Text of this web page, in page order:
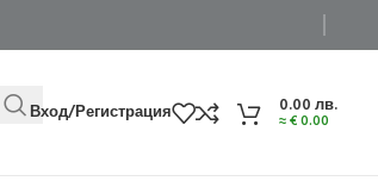
Вход/Регистрация 0.00лв.
≈€0.00